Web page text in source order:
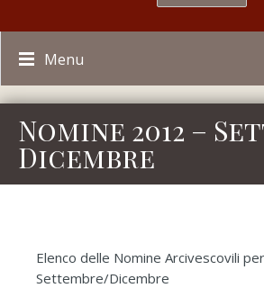
Menu
Nomine 2012 –
Dicembre
Elenco delle Nomine Arcivescovili
Settembre/Dicembre